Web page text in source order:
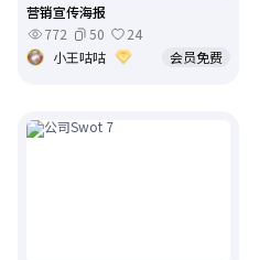
营销宣传海报
772
50
24
小王咕咕
会员免费